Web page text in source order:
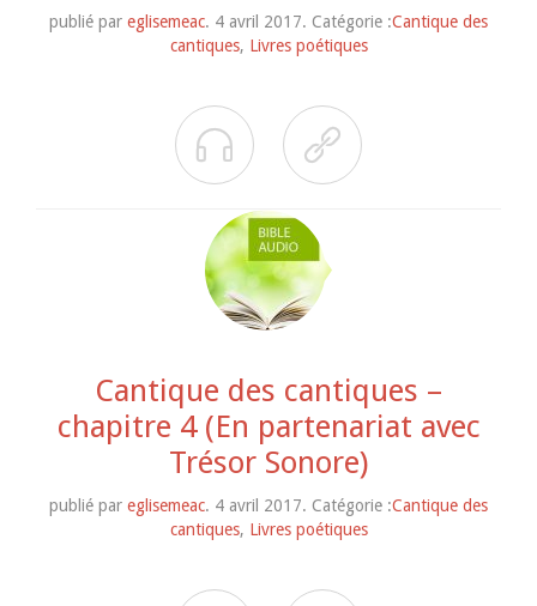
publié par eglisemeac. 4 avril 2017. Catégorie :Cantique des
cantiques, Livres poétiques
 
Cantique des cantiques –
chapitre 4 (En partenariat avec
Trésor Sonore)
publié par eglisemeac. 4 avril 2017. Catégorie :Cantique des
cantiques, Livres poétiques